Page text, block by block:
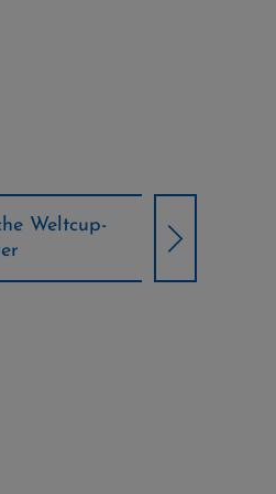
Weltcup-
Klima